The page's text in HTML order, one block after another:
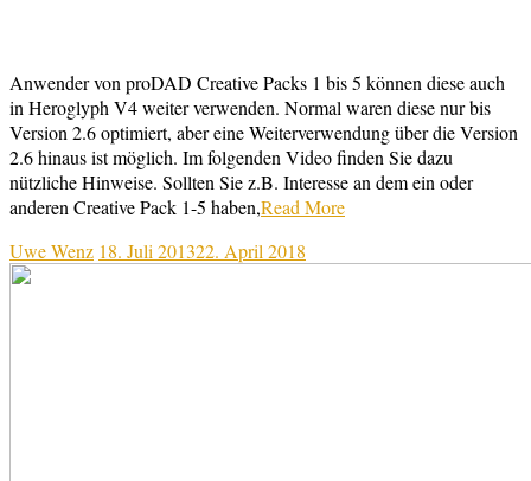
Anwender von proDAD Creative Packs 1 bis 5 können diese auch
in Heroglyph V4 weiter verwenden. Normal waren diese nur bis
Version 2.6 optimiert, aber eine Weiterverwendung über die Version
2.6 hinaus ist möglich. Im folgenden Video finden Sie dazu
nützliche Hinweise. Sollten Sie z.B. Interesse an dem ein oder
anderen Creative Pack 1-5 haben,Read More
Uwe Wenz 18. Juli 201322. April 2018